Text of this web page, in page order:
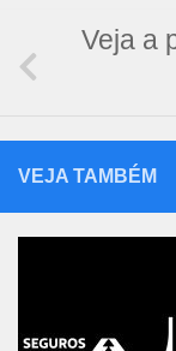
Veja a
VEJA TAMBÉM